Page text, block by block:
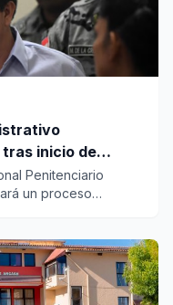
inicio de
Penitenciario
un proceso